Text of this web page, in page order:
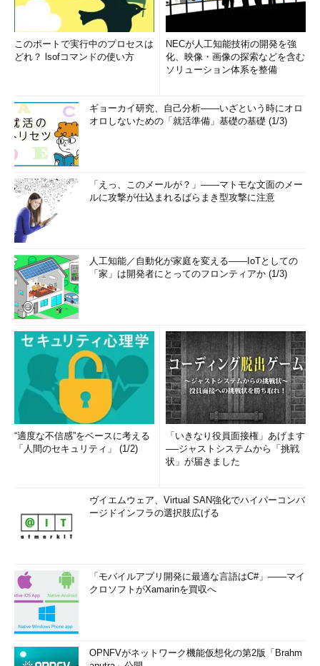
な障害を及ぼし、最悪の場合、システムの再インストールを余
儀なくされることもあります。レジストリエディターの操作は
慎重に行うとともに、あくまで御自分のリスクで設定を行って
ください。何らかの障害が発生した場合でも、本Windows
Server Insider編集部では責任を負いかねます。ご了承くださ
項目 内容
HKEY_CURRENT_USERのControl
Panel\Desktop\WindowMetrics
値の名前
PaddedBorderWidth
種類
値のデー
タ
ウィンドウ枠の幅を変更するレジストリ設定
この値のデータを「0」に設定すれば、Windows XPのウィン
太く、好みでない場合は、このレジストリの値のデータを調整し
て自分の好みに設定するとよい。なおWindows 8／8.1の場合、
一度サインアウトして、再度サインインしないと変更が反映され
ないので注意したい。
ウィンドウ枠の幅を設定するレジストリ
Windows 8／8.1の場合、ウィンドウ枠の幅を変更するには
レジストリを編集する必要がある。
（1）WindowMetricsキーを選択する。
（2）PaddedBorderWidthの値のデータを変更すると、
このポートで実行中のプロセスは
どれ？ lsofコマンドの使い方
NECが人工知能技術の開発を強
化、映像・画像の探索などを含む
ソリューション体系を整備
ギョーカイ研究、自己分析――いざという時にオロ
オロしないための「就活準備」基礎の基礎 (1/3)
「えっ、このメールが？」――マトモな文面のメー
ルに攻撃が仕込まれるばらまき型攻撃に注意
人工知能／自動化が家庭を変える――IoTとしての
「家」は開発者にとってのフロンティアか (1/3)
“適度な不信感”をベースに考える
「人間のセキュリティ」 (1/2)
「いきなり役員面接権」あげます
──ジャストシステムから「挑戦
状」が届きました
ヴイエムウェア、Virtual SAN強化でハイパーコンバ
ージドインフラの選択肢広げる
「モバイルアプリ開発に最適な言語はC#」――マイ
クロソフトがXamarinを買収へ
OPNFVがネットワーク機能仮想化の第2版「Brahm